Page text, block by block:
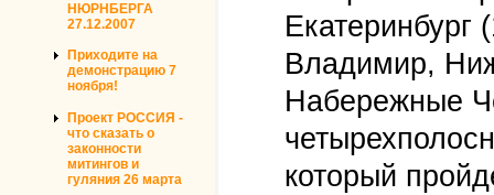
НЮРНБЕРГА
27.12.2007
Приходите на
демонстрацию 7
ноября!
Проект РОССИЯ -
что сказать о
законности
митингов и
гуляния 26 марта
Екатеринбург
Владимир,
Набережные
который